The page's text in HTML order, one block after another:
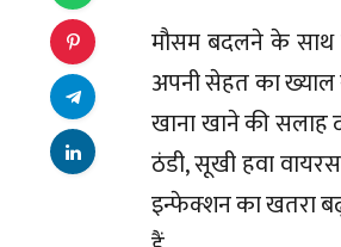
मौसम बदलने के साथ
अपनी सेहत का ख्याल
खाना खाने की सलाह
ठंडी, सूखी हवा
इन्फेक्शन का खतरा